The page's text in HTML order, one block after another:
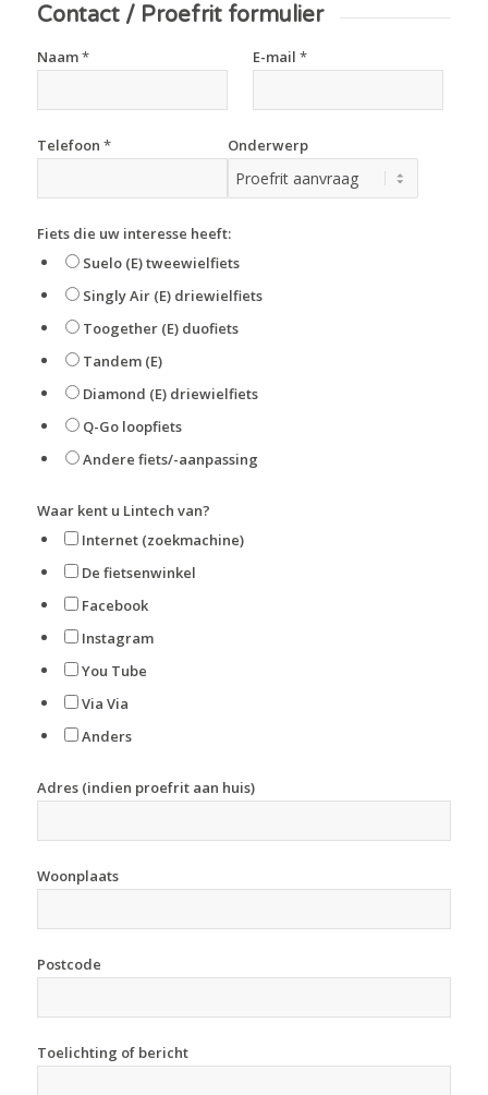
Contact / Proefrit formulier
Naam* E-mail *
Telefoon * Onderwerp
Fiets die uw interesse heeft:
Suelo (E) tweewielfiets
Singly Air (E) driewielfiets
Toogether (E) duofiets
Tandem (E)
Diamond (E) driewielfiets
Q-Go loopfiets
Andere fiets/-aanpassing
Waar kent u Lintech van?
Internet (zoekmachine)
De fietsenwinkel
Facebook
Instagram
You Tube
Via Via
Anders
Adres (indien proefrit aan huis)
Woonplaats
Postcode
Toelichting of bericht